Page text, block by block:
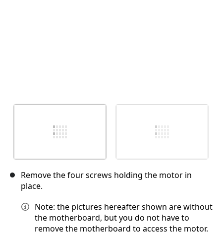
Remove the four screws holding the motor in
place.
Note: the pictures hereafter shown are without
the motherboard, but you do not have to
remove the motherboard to access the motor.